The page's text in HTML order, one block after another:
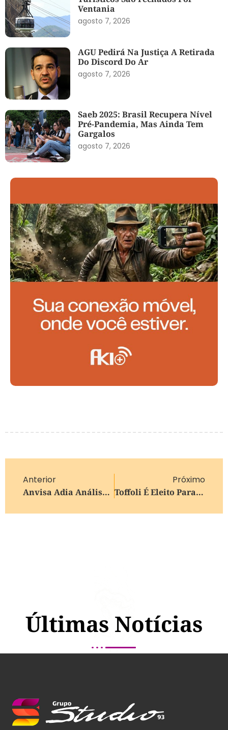
Ventania
agosto 7, 2026
AGU Pedirá Na Justiça A Retirada
Do Discord Do Ar
agosto 7, 2026
Saeb 2025: Brasil Recupera Nível
Pré-Pandemia, Mas Ainda Tem
Gargalos
agosto 7, 2026
Anterior
Anvisa Adia Análise De Recurso Da Ypê Contra Suspensão De Produtos
Próximo
Toffoli É Eleito Para Cargo De Ministro Efetivo Do TSE
Últimas Notícias